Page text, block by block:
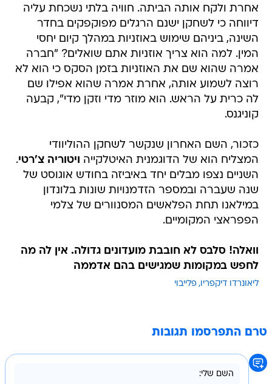
אחרת ולקח אותה הביתה. חוויה בלתי נשכחת עליה
דיווחה כי לשחקן ישנם הרגלים מפוקפקים בחדר
השינה, ביניהם שימוש באוזניות במהלך קיום יחסי
המין. למה הוא צריך אוזניות אתם שואלים? "חברה
אמרה שהוא שם את האוזניות בזמן הסקס כי הוא לא
רוצה לשמוע אותה, אחרת אמרה שהוא אפילו שם
לה כרית על הראש. הוא מוזר מדי וזקן מדי", קבעה
קוניגנס.
כזכור, השם האחרון שנקשר לשחקן ההוליוודי
המצליח הוא של הדוגמנית האיטלקייה ויטוריה צ'רטי.
השניים נצפו מבלים יחד באיביזה בחודש אוגוסט של
שנה שעברה ובמספר הזדמנויות שונות בלונדון
במילאנו תחת הפלאשים המסנוורים של צלמי
הפפראצי המקומיים.
וואלה! סלבס לא חובבת מועדונים גדולה. אין לה מה
לחפש במקומות שמגישים בהם אדממה
ליאונרדו דיקפריו פלייבוי
טרם התפרסמו תגובות